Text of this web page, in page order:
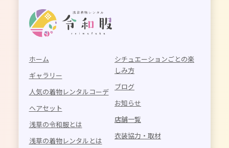
ホーム
ギャラリー
人気の着物レンタルコーデ
ヘアセット
浅草の令和服とは
浅草の着物レンタルとは
シチュエーションごとの楽
しみ方
ブログ
お知らせ
店舗一覧
衣装協力・取材